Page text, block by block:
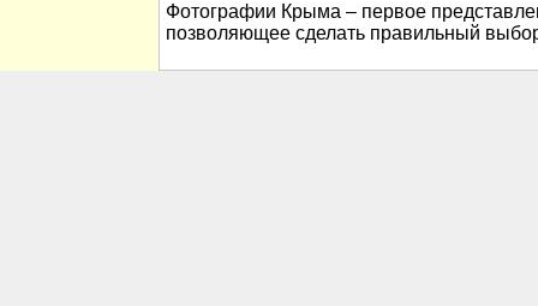
Фотографии Крыма – первое
позволяющее сделать правильный